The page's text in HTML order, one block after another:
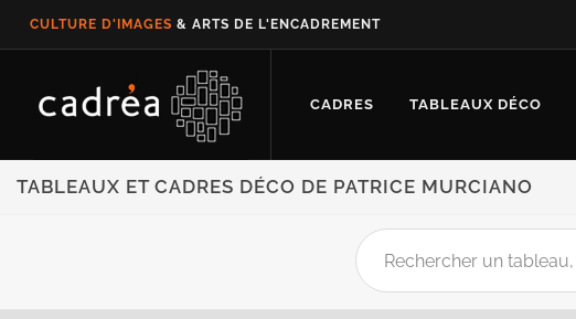
CULTURE D'IMAGES & ARTS DE L'ENCADREMENT
CADRES TABLEAUX DÉCO
TABLEAUX ET CADRES DÉCO DE PATRICE MURCIANO